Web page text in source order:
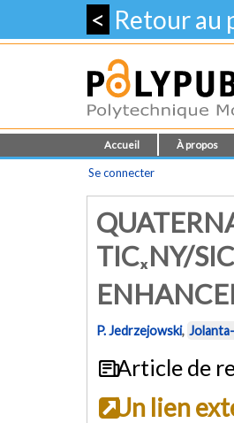
< Retour
Accueil À propos
Se connecter
TICₓNY/
P. Jedrzejowski,
Article de
Un lien